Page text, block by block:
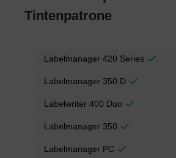
Tintenpatrone
Labelmanager 420 Series
Labelmanager 350 D
Labelwriter 400 Duo
Labelmanager 350
Labelmanager PC